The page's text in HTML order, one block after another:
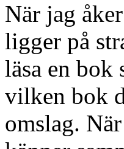
När jag
ligger på
läsa en bok
vilken bok
omslag.